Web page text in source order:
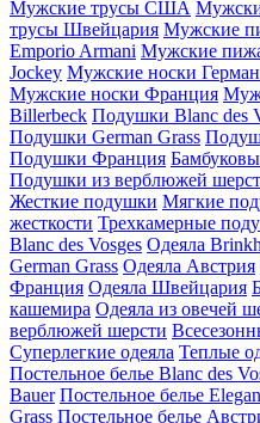
Мужские трусы США
трусы Швейцария Мужские
Emporio Armani Мужские
Jockey Мужские носки
Мужские носки Франция
Billerbeck Подушки Blanc des
Подушки German Grass
Подушки Франция
Подушки из верблюжей
Жесткие подушки Мягкие
жесткости Трехкамерные
Blanc des Vosges Одеяла
German Grass Одеяла Австрия
Франция Одеяла Швейцария
кашемира Одеяла из овечей
верблюжей шерсти
Суперлегкие одеяла Теплые
Постельное белье Blanc des
Bauer Постельное белье
Grass Постельное белье